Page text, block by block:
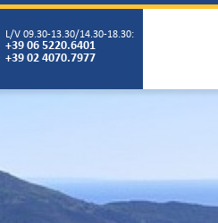
L/V 09.30-13.30/14.30-18.30:
+39 06 5220.6401
+39 02 4070.7977